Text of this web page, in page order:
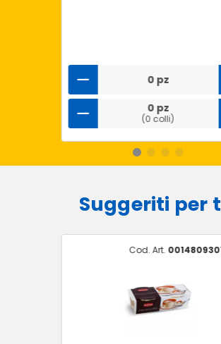
0 pz
0 pz
(0 colli)
Suggeriti per
Cod. Art.